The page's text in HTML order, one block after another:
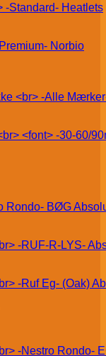
Heatlets
Norbio